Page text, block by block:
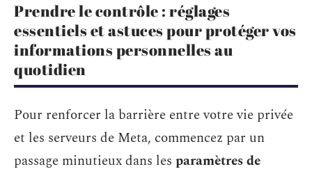
Prendre le contrôle : réglages
essentiels et astuces pour protéger vos
informations personnelles au
quotidien
Pour renforcer la barrière entre votre vie privée
et les serveurs de Meta, commencez par un
passage minutieux dans les paramètres de